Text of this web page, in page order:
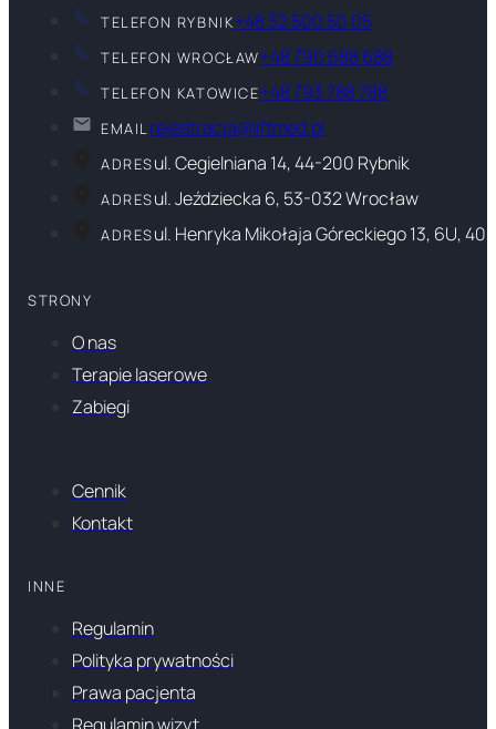
TELEFON RYBNIK+48 32 500 50 05
TELEFON WROCŁAW+48 790 688 688
TELEFON KATOWICE+48 793 788 788
EMAILrejestracja@liftmed.pl
ADRESul. Cegielniana 14, 44-200 Rybnik
ADRESul. Jeździecka 6, 53-032 Wrocław
ADRESul. Henryka Mikołaja Góreckiego 13, 6U,
STRONY
O nas
Terapie laserowe
Zabiegi
Cennik
Kontakt
INNE
Regulamin
Polityka prywatności
Prawa pacjenta